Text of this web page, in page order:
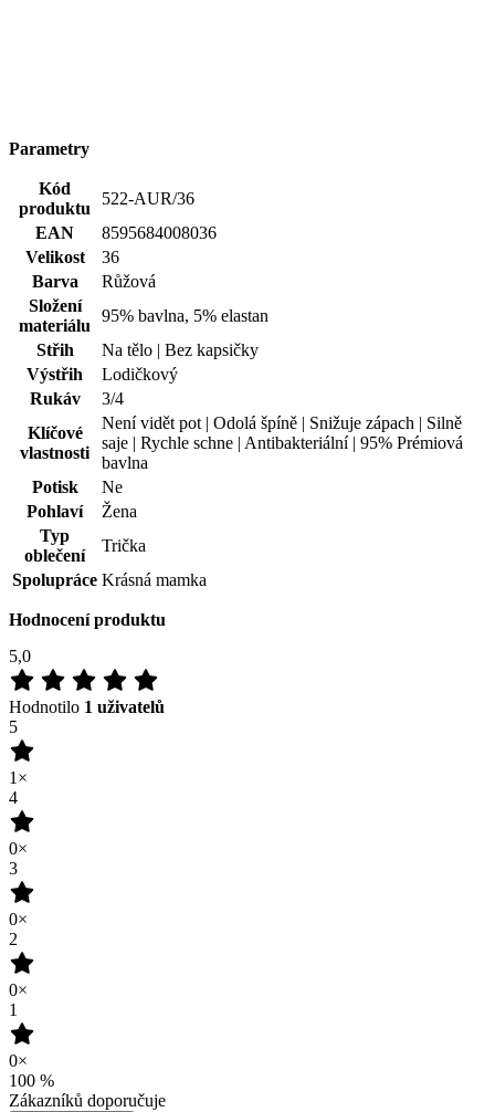
Parametry
Kód
produktu
522-AUR/36
EAN
8595684008036
Velikost
36
Barva
Růžová
Složení
materiálu
95% bavlna, 5% elastan
Střih
Na tělo | Bez kapsičky
Výstřih
Lodičkový
Rukáv
3/4
Klíčové
vlastnosti
Není vidět pot | Odolá špíně | Snižuje zápach | Silně
saje | Rychle schne | Antibakteriální | 95% Prémiová
bavlna
Potisk
Ne
Pohlaví
Žena
Typ
oblečení
Trička
Spolupráce Krásná mamka
Hodnocení produktu
5,0
Hodnotilo 1 uživatelů
5
1×
4
0×
3
0×
2
0×
1
0×
100 %
Zákazníků doporučuje